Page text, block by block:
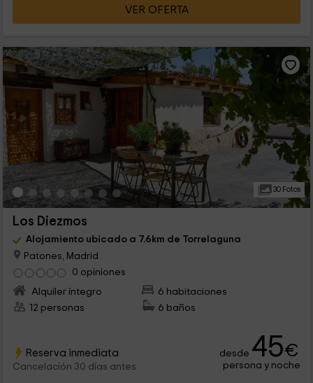
VER OFERTA
30 Fotos
Los Diezmos
Alojamiento ubicado a 7.6km de Torrelaguna
Patones, Madrid
0 opiniones
Alquiler íntegro
6 habitaciones
12 personas
6 baños
Reserva inmediata
Cancelación 30 días antes
desde 45€
persona y noche